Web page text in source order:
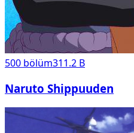
500 bölüm311.2 B
Naruto Shippuuden